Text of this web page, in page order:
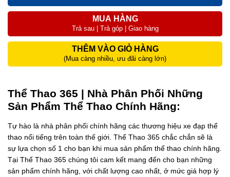
MUA HÀNG
Trả sau | Trả góp | Giao hàng
THÊM VÀO GIỎ HÀNG
(Mua càng nhiều, ưu đãi càng lớn)
Thể Thao 365 | Nhà Phân Phối Những
Sản Phẩm Thể Thao Chính Hãng:
Tự hào là nhà phân phối chính hãng các thương hiệu xe đạp thể
thao nổi tiếng trên toàn thế giới. Thể Thao 365 chắc chắn sẽ là
sự lựa chọn số 1 cho bạn khi mua sản phẩm thể thao chính hãng.
Tại Thể Thao 365 chúng tôi cam kết mang đến cho bạn những
sản phẩm chính hãng, với chất lượng cao nhất, ở mức giá hợp lý